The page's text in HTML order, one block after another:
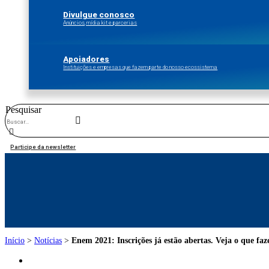
Divulgue conosco
Anúncios, mídia kit e parcerias
Apoiadores
Instituições e empresas que fazem parte do nosso ecossistema
Pesquisar
Participe da newsletter
Início > Notícias > Enem 2021: Inscrições já estão abertas. Veja o que